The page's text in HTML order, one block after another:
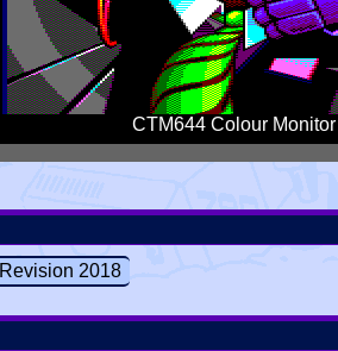
CTM644 Colour Monitor
Revision 2018